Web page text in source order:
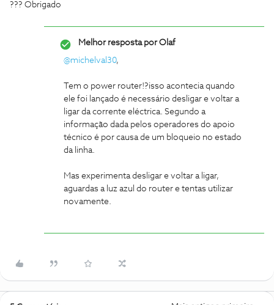
??? Obrigado
Melhor resposta porOlaf
@michelval30,
Tem o power router!?isso acontecia quando
ele foi lançado é necessário desligar e voltar a
ligar da corrente eléctrica. Segundo a
informação dada pelos operadores do apoio
técnico é por causa de um bloqueio no estado
da linha.
Mas experimenta desligar e voltar a ligar,
aguardas a luz azul do router e tentas utilizar
novamente.